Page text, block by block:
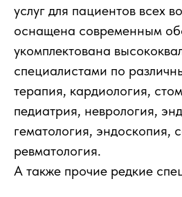
услуг для пациентов всех
оснащена современным
укомплектована
специалистами по
терапия, кардиология,
педиатрия, неврология,
гематология, эндоскопия,
ревматология.
А также прочие редкие